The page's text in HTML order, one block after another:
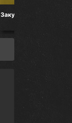
Закулисье реальности